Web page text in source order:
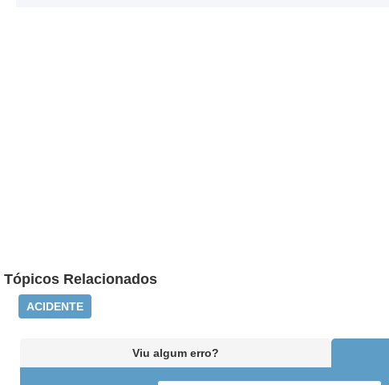
Tópicos Relacionados
ACIDENTE
Viu algum erro?